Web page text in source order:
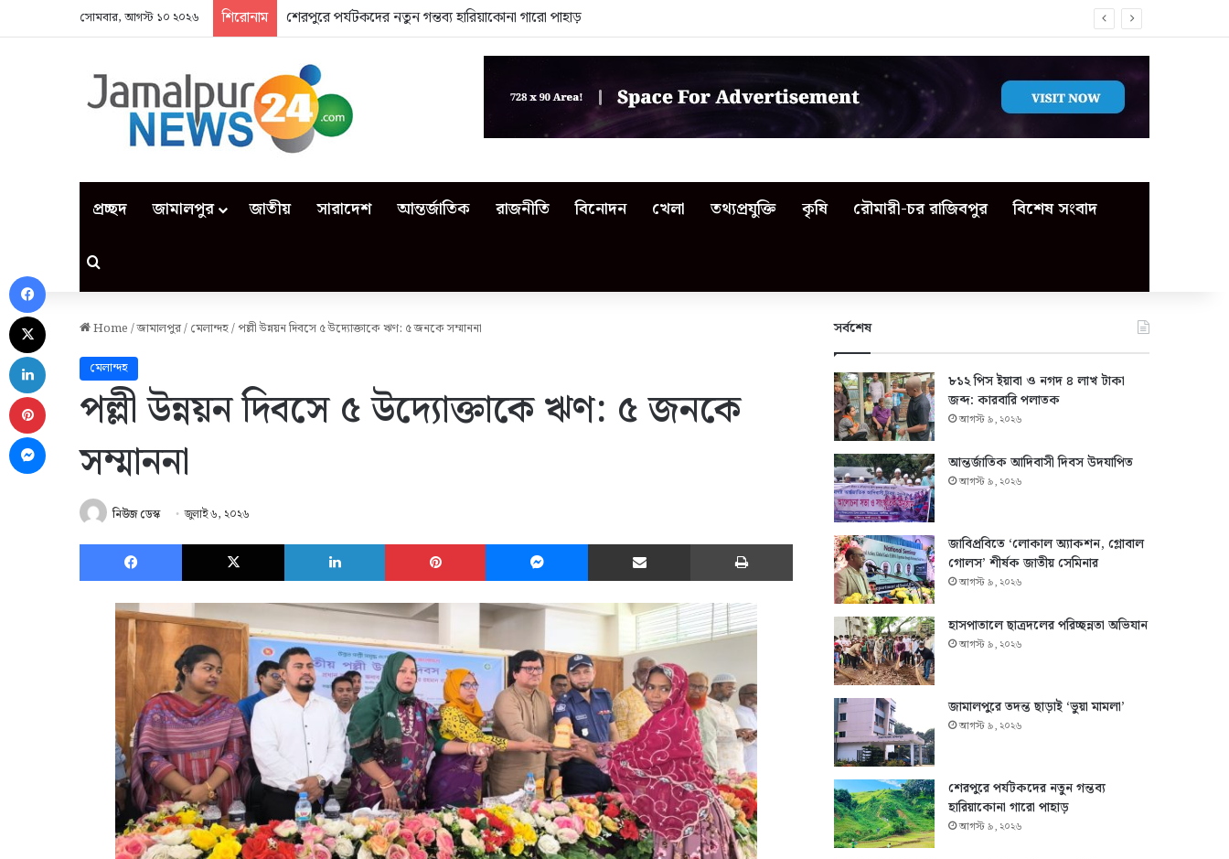
সোমবার, আগস্ট ১০ ২০২৬ শিরোনাম শেরপুরে পর্যটকদের নতুন গন্তব্য হারিয়াকোনা গারো পাহাড়
প্রচ্ছদ জামালপুর জাতীয় সারাদেশ আন্তর্জাতিক রাজনীতি বিনোদন খেলা তথ্যপ্রযুক্তি কৃষি রৌমারী-চর রাজিবপুর বিশেষ সংবাদ
Search for
Home/জামালপুর/মেলান্দহ/পল্লী উন্নয়ন দিবসে ৫ উদ্যোক্তাকে ঋণ: ৫ জনকে সম্মাননা
মেলান্দহ
পল্লী উন্নয়ন দিবসে ৫ উদ্যোক্তাকে ঋণ: ৫ জনকে
সম্মাননা
নিউজ ডেস্ক জুলাই ৬, ২০২৬
Facebook X LinkedIn Pinterest Messenger Share via Email Print
সর্বশেষ
৮১২ পিস ইয়াবা ও নগদ ৪ লাখ টাকা
জব্দ: কারবারি পলাতক
আগস্ট ৯, ২০২৬
আন্তর্জাতিক আদিবাসী দিবস উদযাপিত
আগস্ট ৯, ২০২৬
জাবিপ্রবিতে ‘লোকাল অ্যাকশন, গ্লোবাল
গোলস’ শীর্ষক জাতীয় সেমিনার
আগস্ট ৯, ২০২৬
হাসপাতালে ছাত্রদলের পরিচ্ছন্নতা অভিযান
আগস্ট ৯, ২০২৬
জামালপুরে তদন্ত ছাড়াই ‘ভুয়া মামলা’
আগস্ট ৯, ২০২৬
শেরপুরে পর্যটকদের নতুন গন্তব্য
হারিয়াকোনা গারো পাহাড়
আগস্ট ৯, ২০২৬
Facebook
LinkedIn
Pinterest